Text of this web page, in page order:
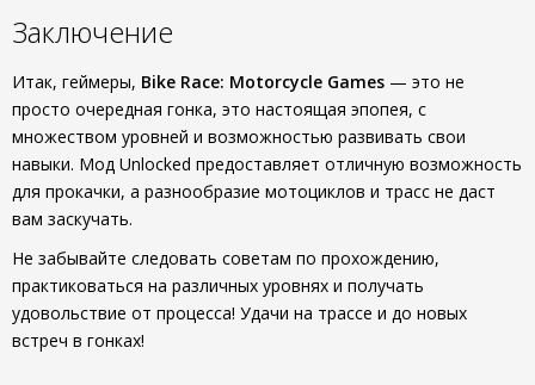
Заключение
Итак, геймеры, Bike Race: Motorcycle Games — это не
просто очередная гонка, это настоящая эпопея, с
множеством уровней и возможностью развивать свои
навыки. Мод Unlocked предоставляет отличную возможность
для прокачки, а разнообразие мотоциклов и трасс не даст
вам заскучать.
Не забывайте следовать советам по прохождению,
практиковаться на различных уровнях и получать
удовольствие от процесса! Удачи на трассе и до новых
встреч в гонках!